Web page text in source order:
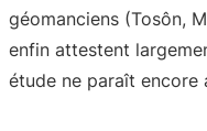
géomanciens (Tosôn,
enfin attestent
étude ne paraît encore